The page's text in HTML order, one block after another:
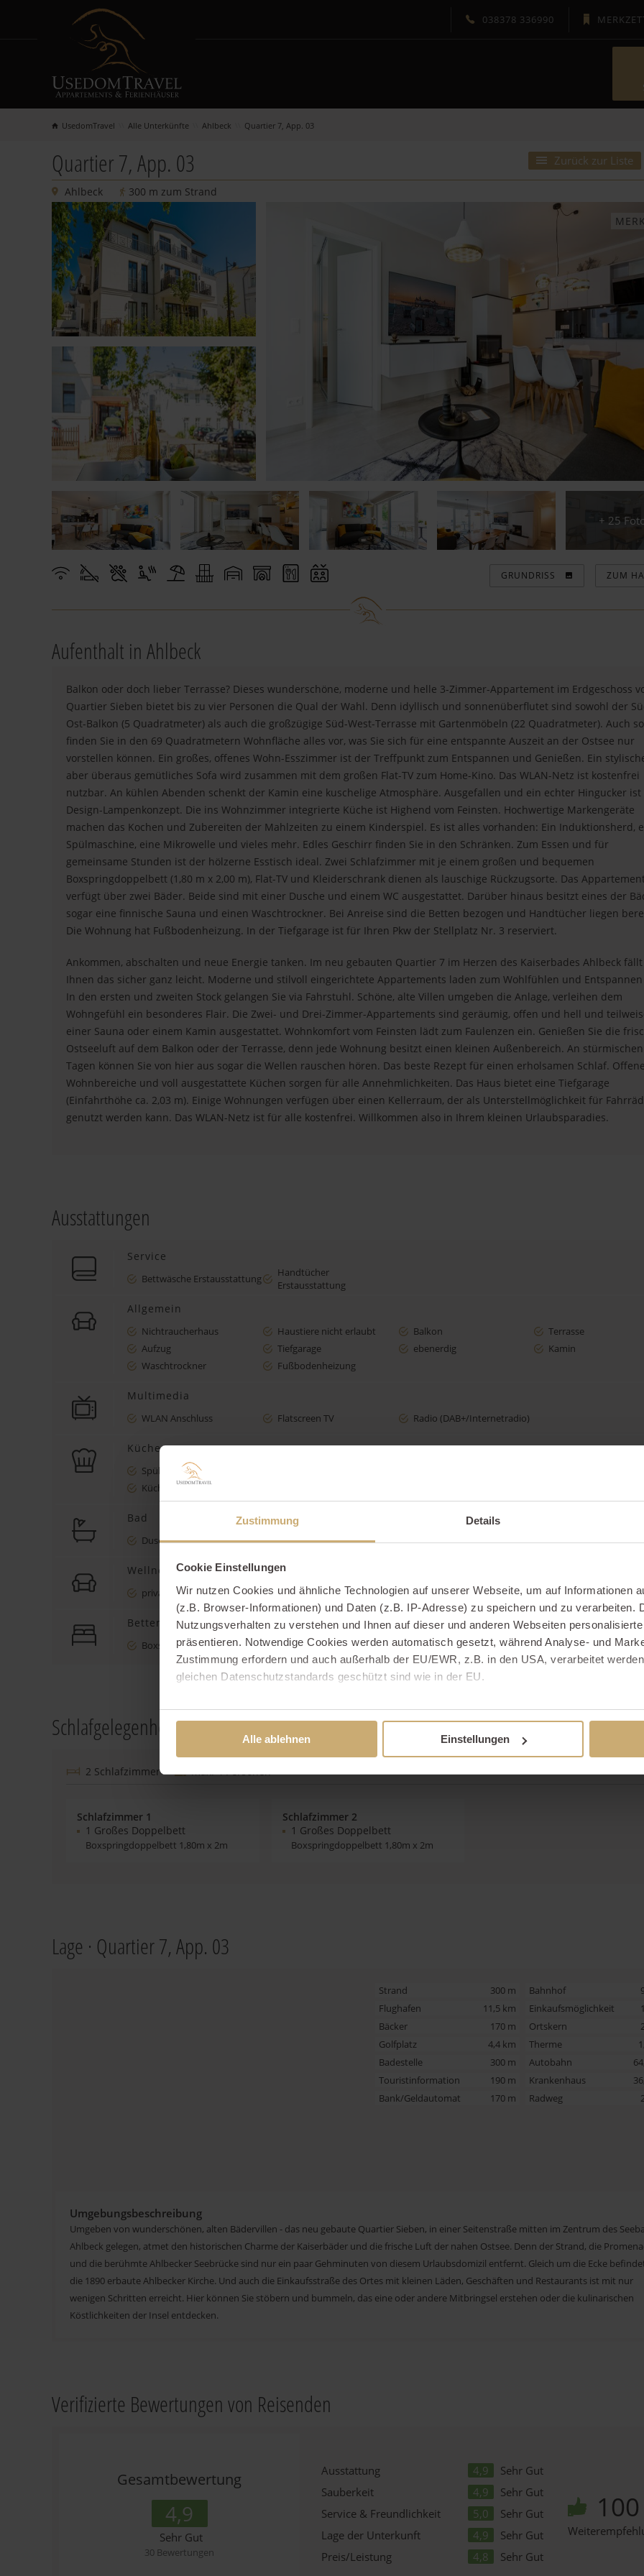
Zustimmung Details
Cookie Einstellungen
Wir nutzen Cookies und ähnliche Technologien auf unserer Webseite, um auf Informationen
(z.B. Browser-Informationen) und Daten (z.B. IP-Adresse) zu speichern und zu verarbeiten.
Nutzungsverhalten zu verstehen und Ihnen auf dieser und anderen Webseiten
präsentieren. Notwendige Cookies werden automatisch gesetzt, während Analyse- und
Zustimmung erfordern und auch außerhalb der EU/EWR, z.B. in den USA, verarbeitet
gleichen Datenschutzstandards geschützt sind wie in der EU.
Ihre Einwilligung erteilen Sie mit "Alle zulassen" oder beschränken auf notwendige Cookies
Alle ablehnen
Einstellungen
038378 336990
Alle Unterkünfte
Neu in der Vermietung
Urlaub mit Meerblick
Urlaub mit Hund
Last Minute
Kurzurlaub
Baltic Lights 2027
Urlaubsdomizile
Koserow
Fragen & Antworten
Unsere Gäste-App
Ferienkalender
Gutschein
Wetter
Webcam Bansin
Webcam Ahlbeck
Blog
Kontor1
Immobilien
Demnächst bei uns
UsedomTravel Alle Unterkünfte Ahlbeck Quartier 7, App. 03
Zurück zur Liste
Quartier 7, App. 03
Ahlbeck 300 m zum Strand
+ 25
ZUM
Aufenthalt in Ahlbeck
Balkon oder doch lieber Terrasse? Dieses wunderschöne, moderne und helle 3-Zimmer-Appartement im Erdgeschoss
Quartier Sieben bietet bis zu vier Personen die Qual der Wahl. Denn idyllisch und sonnenüberflutet sind sowohl der
Ost-Balkon (5 Quadratmeter) als auch die großzügige Süd-West-Terrasse mit Gartenmöbeln (22 Quadratmeter). Auch
finden Sie in den 69 Quadratmetern Wohnfläche alles vor, was Sie sich für eine entspannte Auszeit an der Ostsee nur
vorstellen können. Ein großes, offenes Wohn-Esszimmer ist der Treffpunkt zum Entspannen und Genießen. Ein
aber überaus gemütliches Sofa wird zusammen mit dem großen Flat-TV zum Home-Kino. Das WLAN-Netz ist kostenfrei
nutzbar. An kühlen Abenden schenkt der Kamin eine kuschelige Atmosphäre. Ausgefallen und ein echter Hingucker ist
Design-Lampenkonzept. Die ins Wohnzimmer integrierte Küche ist Highend vom Feinsten. Hochwertige Markengeräte
machen das Kochen und Zubereiten der Mahlzeiten zu einem Kinderspiel. Es ist alles vorhanden: Ein Induktionsherd,
Spülmaschine, eine Mikrowelle und vieles mehr. Edles Geschirr finden Sie in den Schränken. Zum Essen und für
gemeinsame Stunden ist der hölzerne Esstisch ideal. Zwei Schlafzimmer mit je einem großen und bequemen
Boxspringdoppelbett (1,80 m x 2,00 m), Flat-TV und Kleiderschrank dienen als lauschige Rückzugsorte. Das
verfügt über zwei Bäder. Beide sind mit einer Dusche und einem WC ausgestattet. Darüber hinaus besitzt eines der
sogar eine finnische Sauna und einen Waschtrockner. Bei Anreise sind die Betten bezogen und Handtücher liegen
Die Wohnung hat Fußbodenheizung. In der Tiefgarage ist für Ihren Pkw der Stellplatz Nr. 3 reserviert.
Ankommen, abschalten und neue Energie tanken. Im neu gebauten Quartier 7 im Herzen des Kaiserbades Ahlbeck fällt
Ihnen das sicher ganz leicht. Moderne und stilvoll eingerichtete Appartements laden zum Wohlfühlen und Entspannen
In den ersten und zweiten Stock gelangen Sie via Fahrstuhl. Schöne, alte Villen umgeben die Anlage, verleihen dem
Wohngefühl ein besonderes Flair. Die Zwei- und Drei-Zimmer-Appartements sind geräumig, offen und hell und
einer Sauna oder einem Kamin ausgestattet. Wohnkomfort vom Feinsten lädt zum Faulenzen ein. Genießen Sie die
Ostseeluft auf dem Balkon oder der Terrasse, denn jede Wohnung besitzt einen kleinen Außenbereich. An stürmischen
Tagen können Sie von hier aus sogar die Wellen rauschen hören. Das beste Rezept für einen erholsamen Schlaf. Offene
Wohnbereiche und voll ausgestattete Küchen sorgen für alle Annehmlichkeiten. Das Haus bietet eine Tiefgarage
(Einfahrthöhe ca. 2,03 m). Einige Wohnungen verfügen über einen Kellerraum, der als Unterstellmöglichkeit für
genutzt werden kann. Das WLAN-Netz ist für alle kostenfrei. Willkommen also in Ihrem kleinen Urlaubsparadies.
Ausstattungen
Service
Bettwäsche Erstausstattung
Handtücher
Erstausstattung
Allgemein
Nichtraucherhaus Haustiere nicht erlaubt Balkon
Terrasse
Aufzug
Tiefgarage ebenerdig
Kamin
Waschtrockner
Fußbodenheizung
Multimedia
WLAN Anschluss Flatscreen TV Radio (DAB+/Internetradio)
Küche
Spülmaschine
Küche
Bad
Dusche/WC zusätzliches Bad Föhn
Wellness
private Sauna
Betten
Boxspringbett
Schlafgelegenheiten
2 Schlafzimmer max. 4 Personen
Schlafzimmer 1
1 Großes Doppelbett
Boxspringdoppelbett 1,80m x 2m
Schlafzimmer 2
1 Großes Doppelbett
Boxspringdoppelbett 1,80m x 2m
Lage · Quartier 7, App. 03
Strand 300 m Bahnhof
Flughafen
11,5 km Einkaufsmöglichkeit
Bäcker
170 m Ortskern
Golfplatz
4,4 km Therme
Badestelle
300 m Autobahn
Touristinformation
190 m Krankenhaus
Bank/Geldautomat
170 m Radweg
Umgebungsbeschreibung
Umgeben von wunderschönen, alten Bädervillen - das neu gebaute Quartier Sieben, in einer Seitenstraße mitten im Zentrum des
Ahlbeck gelegen, atmet den historischen Charme der Kaiserbäder und die frische Luft der nahen Ostsee. Denn der Strand, die
und die berühmte Ahlbecker Seebrücke sind nur ein paar Gehminuten von diesem Urlaubsdomizil entfernt. Gleich um die Ecke
die 1890 erbaute Ahlbecker Kirche. Und auch die Einkaufsstraße des Ortes mit kleinen Läden, Geschäften und Restaurants ist mit nur
wenigen Schritten erreicht. Hier können Sie stöbern und bummeln, das eine oder andere Mitbringsel erstehen oder die kulinarischen
Köstlichkeiten der Insel entdecken.
Verifizierte Bewertungen von Reisenden
Gesamtbewertung
4,9
Sehr Gut
30 Bewertungen
Ausstattung 4,9
Sehr Gut
Sauberkeit
4,9
Sehr Gut
Service & Freundlichkeit
5,0
Sehr Gut
Lage der Unterkunft
4,9
Sehr Gut
Preis/Leistung
4,8 Sehr Gut
100